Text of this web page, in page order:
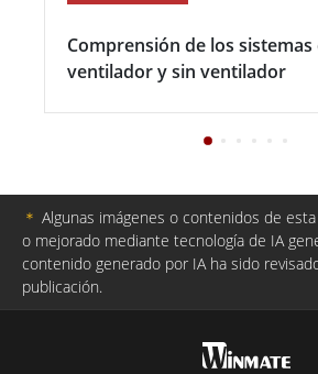
Comprensión de los sistemas
ventilador y sin ventilador
＊ Algunas imágenes o contenidos de
o mejorado mediante tecnología de IA
contenido generado por IA ha sido
publicación.